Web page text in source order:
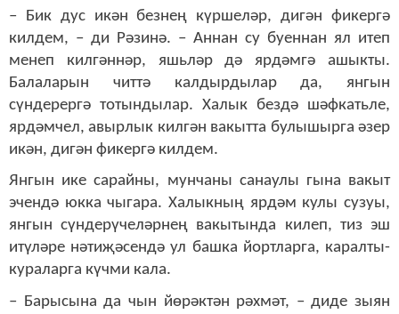
– Бик дус икән безнең күршеләр, дигән фикергә
килдем, – ди Рәзинә. – Аннан су буеннан ял итеп
менеп килгәннәр, яшьләр дә ярдәмгә ашыкты.
Балаларын читтә калдырдылар да, янгын
сүндерергә тотындылар. Халык бездә шәфкатьле,
ярдәмчел, авырлык килгән вакытта булышырга әзер
икән, дигән фикергә килдем.
Янгын ике сарайны, мунчаны санаулы гына вакыт
эчендә юкка чыгара. Халыкның ярдәм кулы сузуы,
янгын сүндерүчеләрнең вакытында килеп, тиз эш
итүләре нәтиҗәсендә ул башка йортларга, каралты-
кураларга күчми кала.
– Барысына да чын йөрәктән рәхмәт, – диде зыян